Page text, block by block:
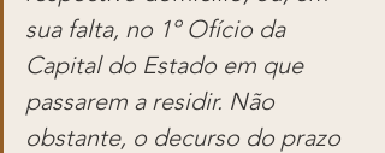
sua falta, no 1º Ofício da
Capital do Estado em que
passarem a residir. Não
obstante, o decurso do prazo